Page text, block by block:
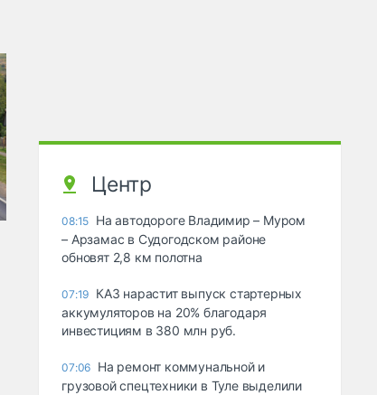
Центр
08:15 На автодороге Владимир – Муром
– Арзамас в Судогодском районе
обновят 2,8 км полотна
07:19 КАЗ нарастит выпуск стартерных
аккумуляторов на 20% благодаря
инвестициям в 380 млн руб.
07:06 На ремонт коммунальной и
грузовой спецтехники в Туле выделили